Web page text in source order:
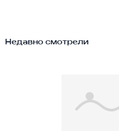
Недавно смотрели